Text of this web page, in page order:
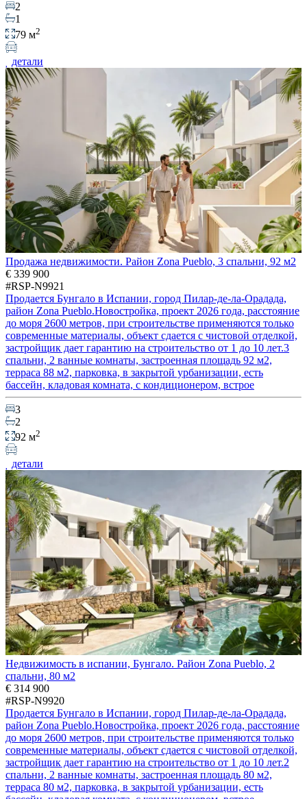
2
1
79 м2
детали
Продажа недвижимости. Район Zona Pueblo, 3 спальни, 92 м2
€ 339 900
#RSP-N9921
Продается Бунгало в Испании, город Пилар-де-ла-Орадада,
район Zona Pueblo.Новостройка, проект 2026 года, расстояние
до моря 2600 метров, при строительстве применяются только
современные материалы, объект сдается с чистовой отделкой,
застройщик дает гарантию на строительство от 1 до 10 лет.3
спальни, 2 ванные комнаты, застроенная площадь 92 м2,
терраса 88 м2, парковка, в закрытой урбанизации, есть
бассейн, кладовая комната, с кондиционером, встрое
3
2
92 м2
детали
Недвижимость в испании, Бунгало. Район Zona Pueblo, 2
спальни, 80 м2
€ 314 900
#RSP-N9920
Продается Бунгало в Испании, город Пилар-де-ла-Орадада,
район Zona Pueblo.Новостройка, проект 2026 года, расстояние
до моря 2600 метров, при строительстве применяются только
современные материалы, объект сдается с чистовой отделкой,
застройщик дает гарантию на строительство от 1 до 10 лет.2
спальни, 2 ванные комнаты, застроенная площадь 80 м2,
терраса 80 м2, парковка, в закрытой урбанизации, есть